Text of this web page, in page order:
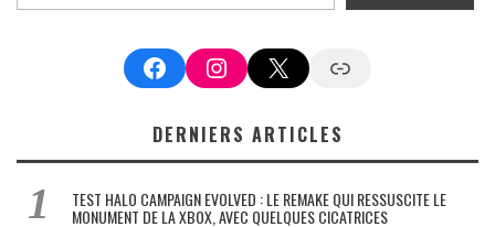
FacebookInstagram
X Google News
DERNIERS ARTICLES
TEST HALO CAMPAIGN EVOLVED : LE REMAKE QUI RESSUSCITE LE
MONUMENT DE LA XBOX, AVEC QUELQUES CICATRICES